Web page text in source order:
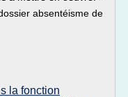
absentéisme de
la fonction